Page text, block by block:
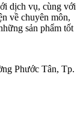
dịch vụ, cùng với
về chuyên môn,
sản phẩm tốt
Phước Tân, Tp.